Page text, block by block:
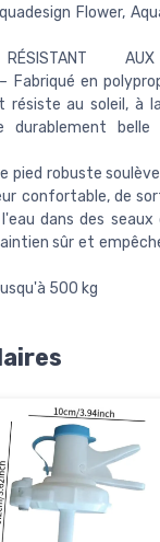
Flower,
AUX
– Fabriqué en
résiste au soleil, à
durablement
pied robuste
confortable, de
dans des seaux
sûr et
500 kg